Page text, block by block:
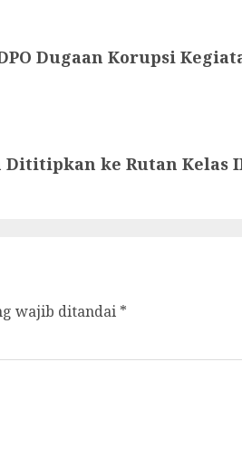
Dugaan Korupsi
Dititipkan ke Rutan Kelas
wajib ditandai *